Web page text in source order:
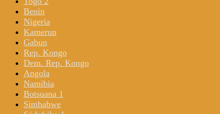
Benin
Nigeria
Kamerun
Gabun
Rep. Kongo
Dem. Rep. Kongo
Angola
Namibia
Botsuana 1
Simbabwe